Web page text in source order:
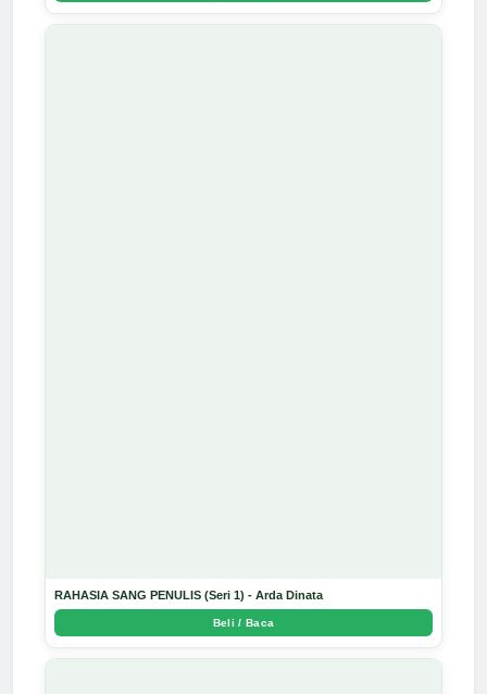
RAHASIA SANG PENULIS (Seri 1) - Arda Dinata
Beli / Baca